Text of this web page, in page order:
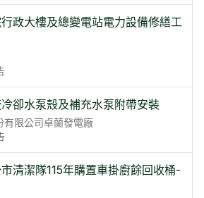
政大樓及總變電站電力設備修繕工
卻水泵殼及補充水泵附帶安裝
有限公司卓蘭發電廠
清潔隊115年購置車掛廚餘回收桶-